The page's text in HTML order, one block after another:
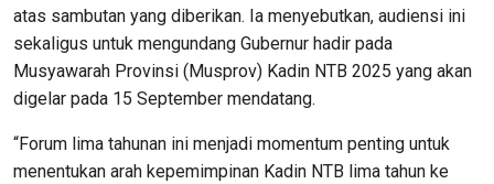
atas sambutan yang diberikan. Ia menyebutkan, audiensi ini
sekaligus untuk mengundang Gubernur hadir pada
Musyawarah Provinsi (Musprov) Kadin NTB 2025 yang akan
digelar pada 15 September mendatang.
“Forum lima tahunan ini menjadi momentum penting untuk
menentukan arah kepemimpinan Kadin NTB lima tahun ke